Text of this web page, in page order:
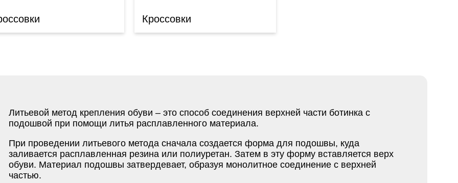
Кроссовки
Литьевой метод крепления обуви – это способ соединения верхней части ботинка с
подошвой при помощи литья расплавленного материала.
При проведении литьевого метода сначала создается форма для подошвы, куда
заливается расплавленная резина или полиуретан. Затем в эту форму вставляется верх
обуви. Материал подошвы затвердевает, образуя монолитное соединение с верхней
частью.